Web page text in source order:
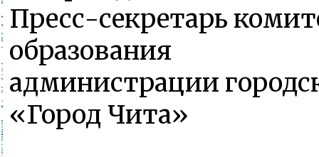
Пресс-секретарь
образования
администрации
«Город Чита»